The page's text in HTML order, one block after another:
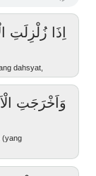
اِذَا
dahsyat,
وَاَخْرَجَتِ